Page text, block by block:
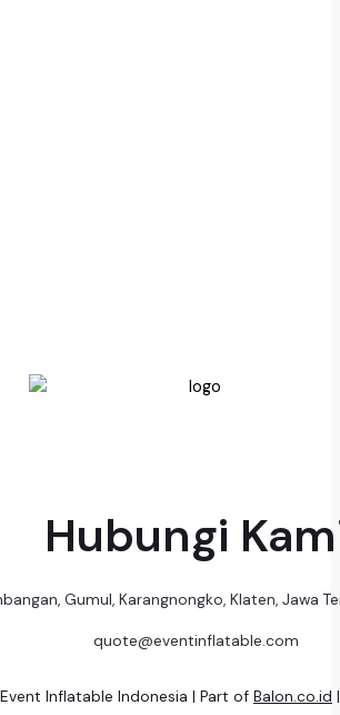
Hubungi
Gumul, Karangnongko, Klaten, Jawa
quote@eventinflatable.com
Inflatable Indonesia | Part of Balon.co.id